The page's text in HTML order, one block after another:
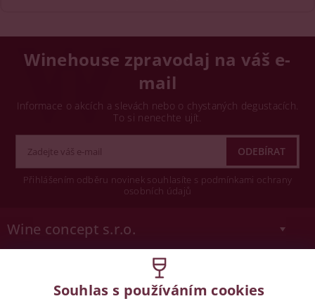
Winehouse zpravodaj na váš e-
mail
Informace o akcích a slevách nebo o chystaných degustacích.
To si nenechte ujít.
Přihlášením odběru novinek souhlasíte s podmínkami ochrany
osobních údajů
Wine concept s.r.o.
Zákaz prodeje alkoholických nápojů osobám
Souhlas s používáním cookies